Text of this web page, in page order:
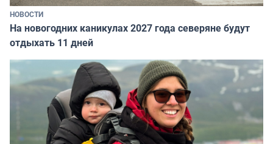
НОВОСТИ
На новогодних каникулах 2027 года северяне будут
отдыхать 11 дней